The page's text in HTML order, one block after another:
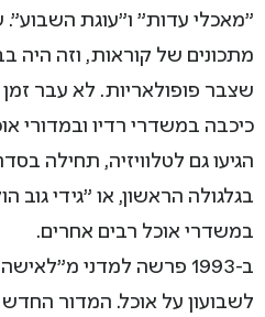
"מאכלי עדות" ו"עוגת
מתכונים של קוראות, וזה היה
שצבר פופולאריות. לא עבר
כיכבה במשדרי רדיו ובמדורי
הגיעו גם לטלוויזיה, תחילה
בגלגולה הראשון, או "גידי גוב
במשדרי אוכל רבים אחרים.
ב-1993 פרשה למדני
לשבועון על אוכל. המדור